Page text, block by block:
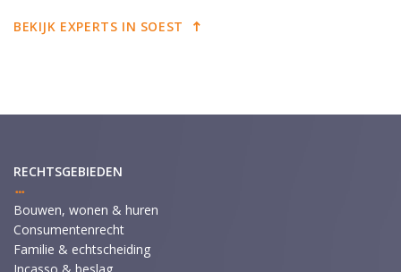
BEKIJK EXPERTS IN SOEST
RECHTSGEBIEDEN
Bouwen, wonen & huren
Consumentenrecht
Familie & echtscheiding